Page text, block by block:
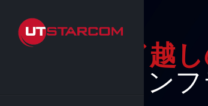
main
content
クラウド越
インフラ